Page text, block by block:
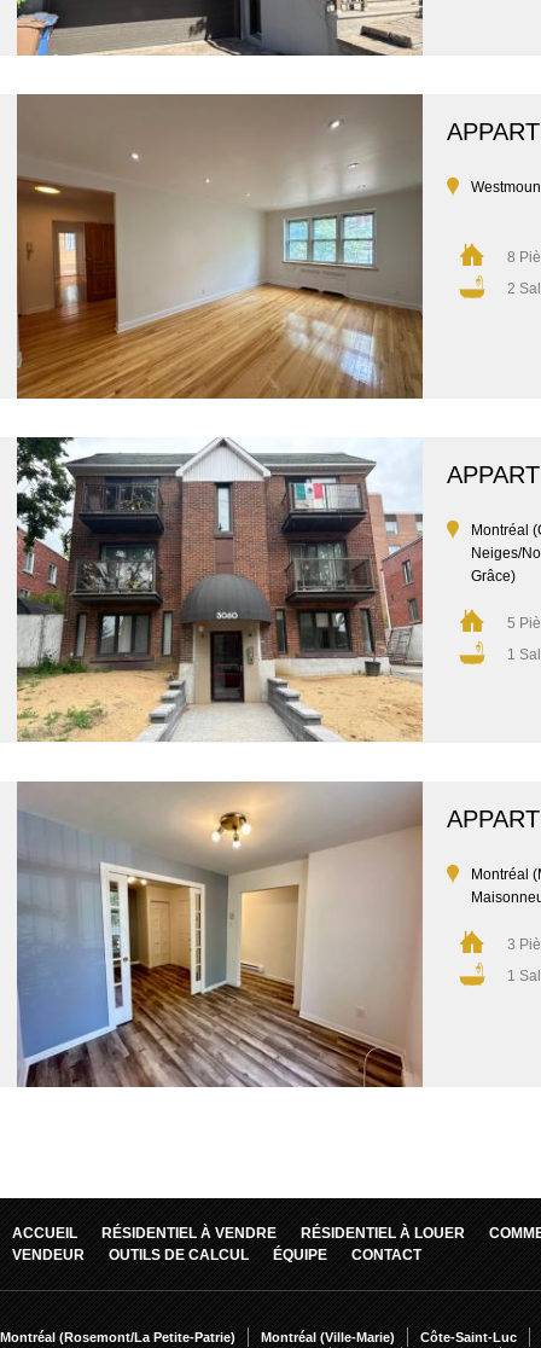
8
2
Montréal
Neiges/
Grâce)
5
1
Montréal
3
1
ACCUEIL RÉSIDENTIEL À VENDRE RÉSIDENTIEL À LOUER
VENDEUR
OUTILS DE CALCUL ÉQUIPE CONTACT
Montréal (Rosemont/La Petite-Patrie) Montréal (Ville-Marie)
Côte-Saint-Luc